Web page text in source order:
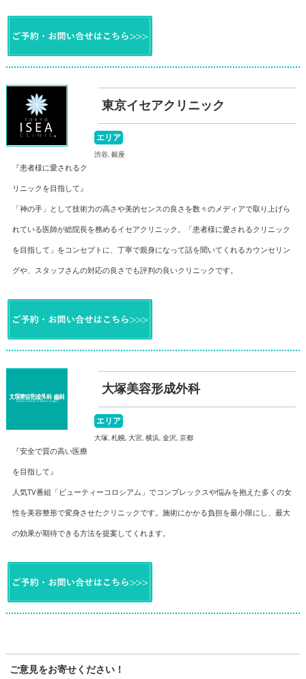
東京イセアクリニック
エリア
渋谷, 銀座
『患者様に愛されるク
リニックを目指して』
「神の手」として技術力の高さや美的センスの良さを数々のメディアで取り上げら
れている医師が総院長を務めるイセアクリニック。「患者様に愛されるクリニック
を目指して」をコンセプトに、丁寧で親身になって話を聞いてくれるカウンセリン
グや、スタッフさんの対応の良さでも評判の良いクリニックです。
大塚美容形成外科
エリア
大塚, 札幌, 大宮, 横浜, 金沢, 京都
『安全で質の高い医療
を目指して』
人気TV番組「ビューティーコロシアム」でコンプレックスや悩みを抱えた多くの女
性を美容整形で変身させたクリニックです。施術にかかる負担を最小限にし、最大
の効果が期待できる方法を提案してくれます。
ご意見をお寄せください！